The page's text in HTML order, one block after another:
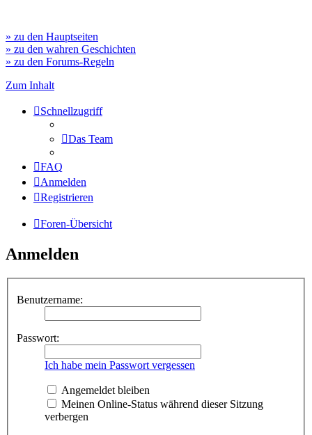
» zu den Hauptseiten
» zu den wahren Geschichten
» zu den Forums-Regeln
Zum Inhalt
Schnellzugriff
Das Team
FAQ
Anmelden
Registrieren
Foren-Übersicht
Anmelden
Benutzername:
Passwort:
Ich habe mein Passwort vergessen
Angemeldet bleiben
Meinen Online-Status während dieser Sitzung
verbergen